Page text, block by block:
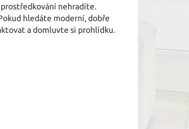
nehradíte.
hledáte moderní, dobře
a domluvte si prohlídku.